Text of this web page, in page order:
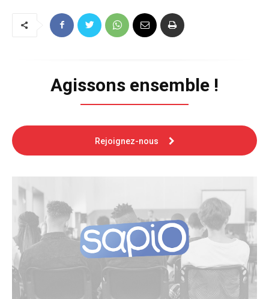
Agissons ensemble !
Rejoignez-nous